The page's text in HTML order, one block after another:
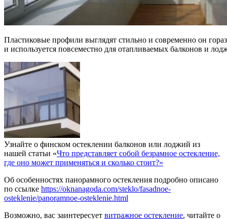
Пластиковые профили выглядят стильно и современно он
и используется повсеместно для отапливаемых балконов и
Узнайте о финском остеклении балконов или лоджий из
нашей статьи «Что представляет собой безрамное остекление,
где оно может применяться и сколько стоит?»
Об особенностях панорамного остекления подробно описано
по ссылке https://oknanagoda.com/steklo/fasadnoe-
osteklenie/panoramnoe-osteklenie.html
Возможно, вас заинтересует витражное остекление, читайте о